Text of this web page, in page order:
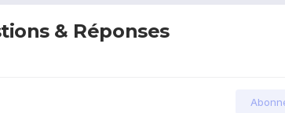
& Réponses